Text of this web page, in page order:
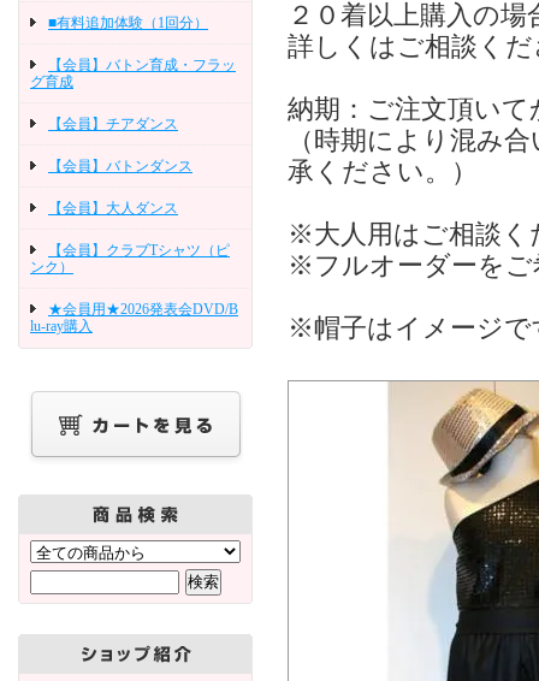
■有料追加体験（1回分）
【会員】バトン育成・フラッ
グ育成
【会員】チアダンス
【会員】バトンダンス
【会員】大人ダンス
【会員】クラブTシャツ（ピ
ンク）
★会員用★2026発表会DVD/B
lu-ray購入
２０着以上購入の
詳しくはご相談く
納期：ご注文頂い
（時期により混み
承ください。）
※大人用はご相談く
※フルオーダーをご
※帽子はイメージで